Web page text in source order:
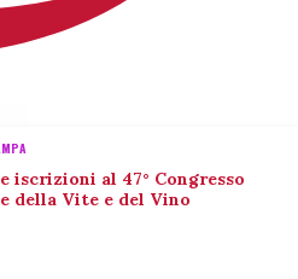
iscrizioni al 47° Congresso
della Vite e del Vino